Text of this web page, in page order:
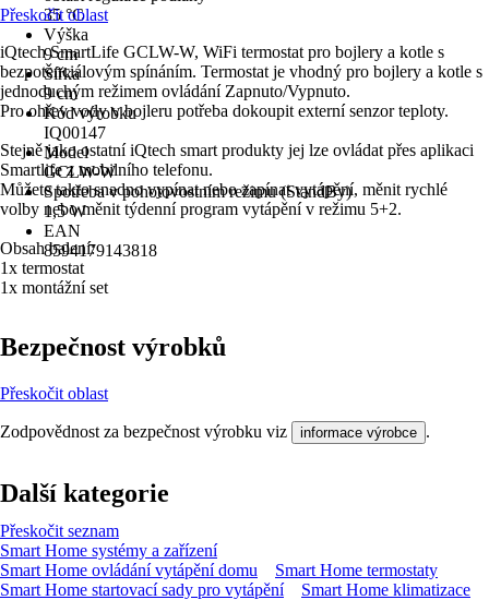
35 °C
Výška
9 cm
Šířka
9 cm
Kód výrobku
IQ00147
Model
GCLW-W
Spotřeba v pohotovostním režimu (StandBy)
1,5 W
EAN
8594179143818
Přeskočit oblast
iQtech SmartLife GCLW-W, WiFi termostat pro bojlery a kotle s
bezpotenciálovým spínáním. Termostat je vhodný pro bojlery a kotle s
jednoduchým režimem ovládání Zapnuto/Vypnuto.
Pro ohřev vody v bojleru potřeba dokoupit externí senzor teploty.
Stejně jako ostatní iQtech smart produkty jej lze ovládat přes aplikaci
Smartlife z mobilního telefonu.
Můžete takto snadno vypínat nebo zapínat vytápění, měnit rychlé
volby nebo měnit týdenní program vytápění v režimu 5+2.
Obsah balení:
1x termostat
1x montážní set
Bezpečnost výrobků
Přeskočit oblast
Zodpovědnost za bezpečnost výrobku viz informace výrobce .
Další kategorie
Přeskočit seznam
Smart Home systémy a zařízení
Smart Home ovládání vytápění domu
Smart Home termostaty
Smart Home startovací sady pro vytápění
Smart Home klimatizace